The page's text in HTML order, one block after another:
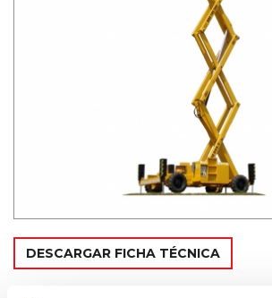
DESCARGAR FICHA TÉCNICA